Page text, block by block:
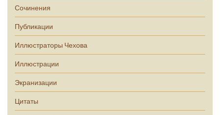
Сочинения
Публикации
Иллюстраторы Чехова
Иллюстрации
Экранизации
Цитаты